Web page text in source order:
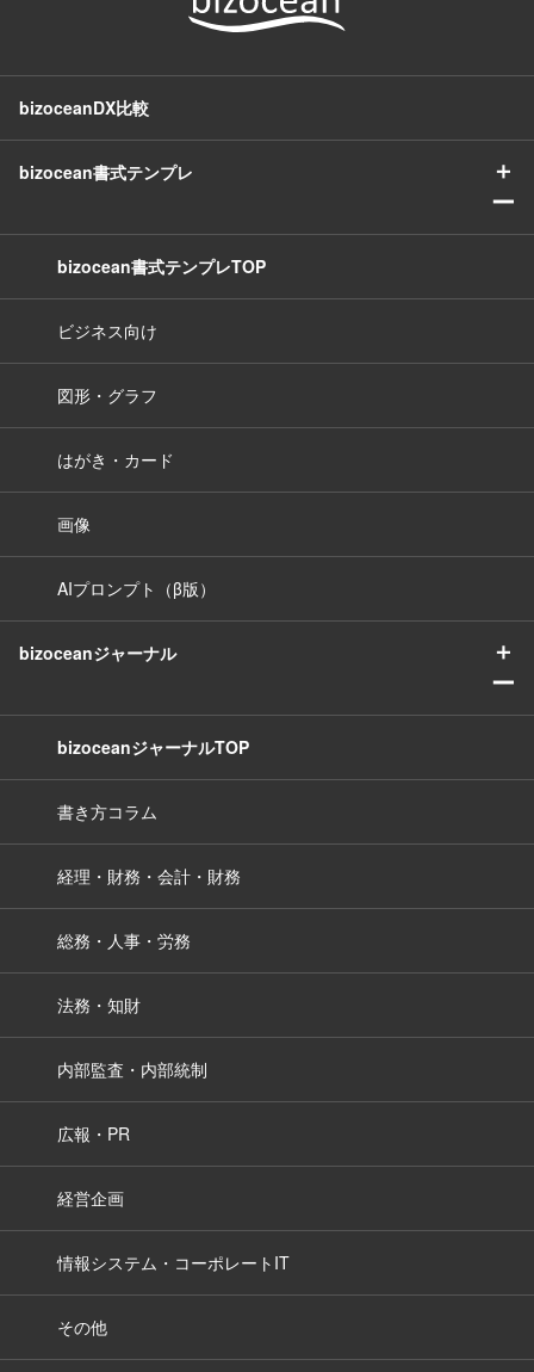
bizoceanDX比較
bizocean書式テンプレ
＋
ー
bizocean書式テンプレTOP
ビジネス向け
図形・グラフ
はがき・カード
画像
AIプロンプト（β版）
bizoceanジャーナル
＋
ー
bizoceanジャーナルTOP
書き方コラム
経理・財務・会計・財務
総務・人事・労務
法務・知財
内部監査・内部統制
広報・PR
経営企画
情報システム・コーポレートIT
その他